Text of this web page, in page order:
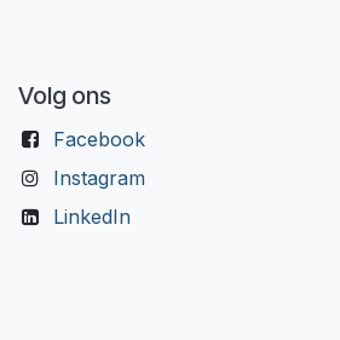
Volg ons
Facebook
Instagram
LinkedIn